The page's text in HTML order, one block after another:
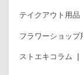
テイクアウト用品
フラワーショップ
ストエキコラム